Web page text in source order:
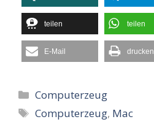
teilen teilen
E-Mail drucken
Kategorien
Computerzeug
Schlagwörter
Computerzeug, Mac